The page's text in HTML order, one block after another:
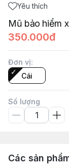
Yêu thích
Mũ bảo hiểm
350.000đ
Đơn vị:
Cái
Số lượng
Các sản